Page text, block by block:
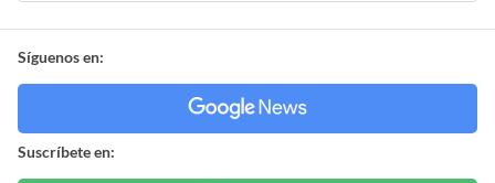
Síguenos en:
Suscríbete en: